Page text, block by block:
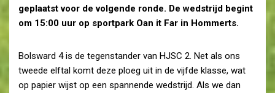
geplaatst voor de volgende ronde. De wedstrijd begint
om 15:00 uur op sportpark Oan it Far in Hommerts.
Bolsward 4 is de tegenstander van HJSC 2. Net als ons
tweede elftal komt deze ploeg uit in de vijfde klasse, wat
op papier wijst op een spannende wedstrijd. Als we dan